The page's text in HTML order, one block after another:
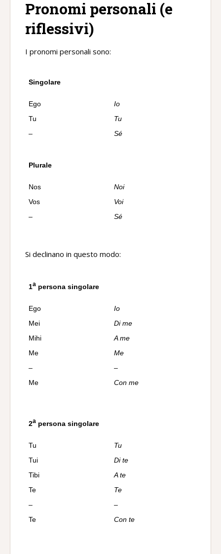
Pronomi personali (e
riflessivi)
I pronomi personali sono:
Singolare
Ego
Io
Tu
Tu
–
Sé
Plurale
Nos
Noi
Vos
Voi
–
Sé
Si declinano in questo modo:
1a persona singolare
Ego
Io
Mei
Di me
Mihi
A me
Me
Me
–
–
Me
Con me
2a persona singolare
Tu
Tu
Tui
Di te
Tibi
A te
Te
Te
–
–
Te
Con te